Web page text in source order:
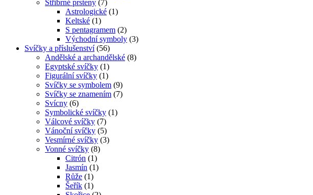
Stříbrné prsteny (7)
Astrologické (1)
Keltské (1)
S pentagramem (2)
Východní symboly (3)
Svíčky a příslušenství (56)
Andělské a archandělské (8)
Egyptské svíčky (1)
Figurální svíčky (1)
Svíčky se symbolem (9)
Svíčky se znamením (7)
Svícny (6)
Symbolické svíčky (1)
Válcové svíčky (7)
Vánoční svíčky (5)
Vesmírné svíčky (3)
Vonné svíčky (8)
Citrón (1)
Jasmín (1)
Růže (1)
Šeřík (1)